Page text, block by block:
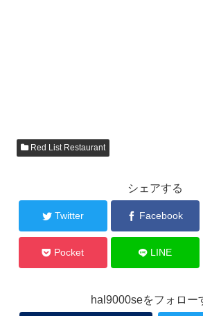
Red List Restaurant
シェアする
Twitter Facebook
Pocket LINE
hal9000seをフォロー